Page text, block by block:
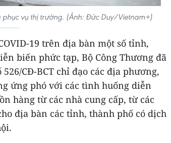
vụ thị trường. (Ảnh: Đức Duy/Vietnam+)
19 trên địa bàn một số tỉnh,
biến phức tạp, Bộ Công Thương đã
CĐ-BCT chỉ đạo các địa phương,
ứng phó với các tình huống diễn
hàng từ các nhà cung cấp, từ các
địa bàn các tỉnh, thành phố có dịch